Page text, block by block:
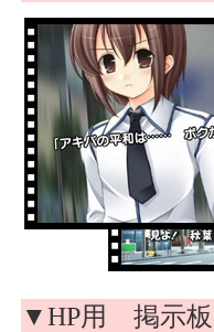
▼HP用 掲示